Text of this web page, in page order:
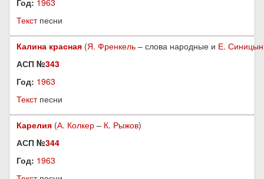
Год: 1963
Текстпесни
Калина красная (Я. Френкель – слова народные и Е. Синицын
АСП №343
Год: 1963
Текстпесни
Карелия (А. Колкер – К. Рыжов)
АСП №344
Год: 1963